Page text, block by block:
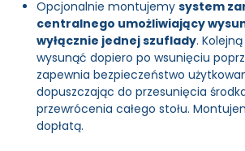
Opcjonalnie montujemysystem
centralnego umożliwiający
wyłącznie jednej szuflady.
wysunąć dopiero po wsunięciu
zapewnia bezpieczeństwo
dopuszczając do przesunięcia
przewrócenia całego stołu.
dopłatą.